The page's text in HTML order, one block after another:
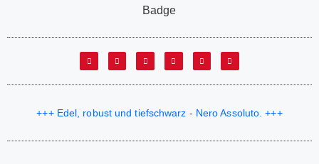
+++ Edel, robust und tiefschwarz - Nero Assoluto. +++